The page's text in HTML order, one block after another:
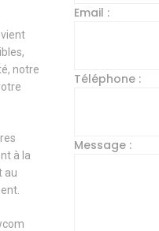
notre
à la
au
Email :
Téléphone :
Message :